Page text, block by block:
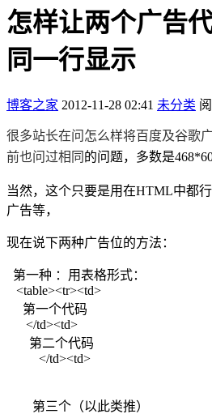
怎样让两个广告
同一行显示
博客之家 2012-11-28 02:41 未分类
很多站长在问怎么样将百度及谷歌
前也问过相同 的问题，多数是
当然，这个只要是用在HTML中都
广告等，
现在说下两种广告位的方法：
第一种 ：用表格形式：
<table><tr><td>
第一个代码
</td><td>
第二个代码
</td><td>
第三个（以此类推）